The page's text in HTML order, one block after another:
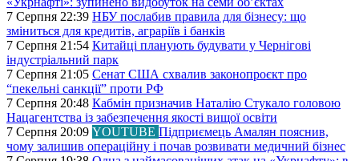
7 Серпня 22:39 НБУ послабив правила для бізнесу: що
зміниться для кредитів, аграріїв і банків
7 Серпня 21:54 Китайці планують будувати у Чернігові
індустріальний парк
7 Серпня 21:05 Сенат США схвалив законопроєкт про
“пекельні санкції” проти РФ
7 Серпня 20:48 Кабмін призначив Наталію Стукало головою
Нацагентства із забезпечення якості вищої освіти
7 Серпня 20:09 YOUTUBE Підприємець Амалян пояснив,
чому залишив операційну і почав розвивати медичний бізнес